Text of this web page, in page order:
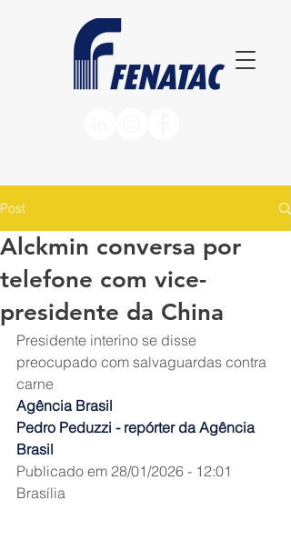
Post
Alckmin conversa por
telefone com vice-
presidente da China
Presidente interino se disse
preocupado com salvaguardas contra
carne
Agência Brasil
Pedro Peduzzi - repórter da Agência
Brasil
Publicado em 28/01/2026 - 12:01
Brasília